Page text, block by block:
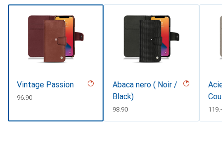
Vintage Passion
CHF
96.90
Abaca nero ( Noir /
Black)
CHF
98.90 CHF